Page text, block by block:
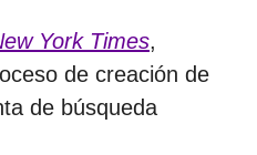
York Times,
de creación de
de búsqueda